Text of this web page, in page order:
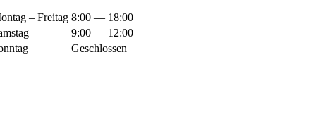
– Freitag 8:00 — 18:00
9:00 — 12:00
Geschlossen